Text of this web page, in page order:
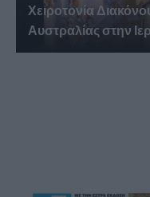
Χειροτονία
Αυστραλίας στην